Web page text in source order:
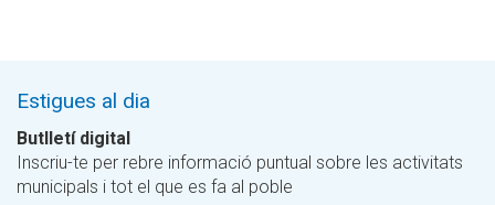
Estigues al dia
Butlletí digital
Inscriu-te per rebre informació puntual sobre les activitats
municipals i tot el que es fa al poble